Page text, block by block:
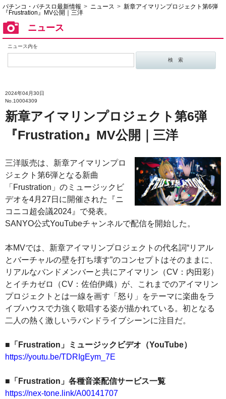
パチンコ・パチスロ最新情報 ニュース
新章アイマリンプロジェクト第6弾
『Frustration』MV公開｜三洋
ニュース
ニュース内を
2024年04月30日
No.10004309
新章アイマリンプロジェクト第6弾
『Frustration』MV公開｜三洋
三洋販売は、新章アイマリンプロ
ジェクト第6弾となる新曲
「Frustration」のミュージックビ
デオを4月27日に開催された『ニ
コニコ超会議2024』で発表。
SANYO公式YouTubeチャンネルで配信を開始した。
本MVでは、新章アイマリンプロジェクトの代名詞“リアル
とバーチャルの壁を打ち壊す”のコンセプトはそのままに、
リアルなバンドメンバーと共にアイマリン（CV：内田彩）
とイチカゼロ（CV：佐伯伊織）が、これまでのアイマリン
プロジェクトとは一線を画す「怒り」をテーマに楽曲をラ
イブハウスで力強く歌唱する姿が描かれている。初となる
二人の熱く激しいラバンドライブシーンに注目だ。
■「Frustration」ミュージックビデオ（YouTube）
https://youtu.be/TDRIgEym_7E
■「Frustration」各種音楽配信サービス一覧
https://nex-tone.link/A00141707